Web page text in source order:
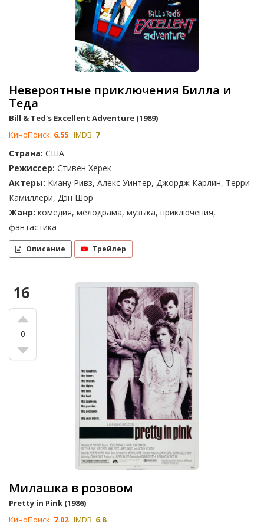
Невероятные приключения Билла и
Теда
Bill & Ted's Excellent Adventure (1989)
КиноПоиск: 6.55 IMDB: 7
Страна: США
Режиссер: Стивен Херек
Актеры: Киану Ривз, Алекс Уинтер, Джордж Карлин, Терри
Камиллери, Дэн Шор
Жанр: комедия, мелодрама, музыка, приключения,
фантастика
Описание Трейлер
16
0
Милашка в розовом
Pretty in Pink (1986)
КиноПоиск: 7.02 IMDB: 6.8